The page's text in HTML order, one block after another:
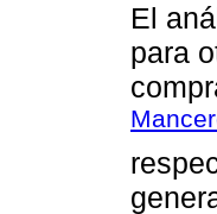
El
para